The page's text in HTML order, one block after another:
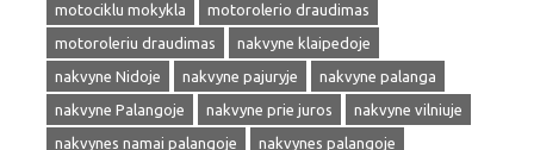
motociklu mokykla
motorolerio draudimas
motoroleriu draudimas
nakvyne klaipedoje
nakvyne Nidoje
nakvyne pajuryje
nakvyne palanga
nakvyne Palangoje
nakvyne prie juros
nakvyne vilniuje
nakvynes namai palangoje
nakvynes palangoje